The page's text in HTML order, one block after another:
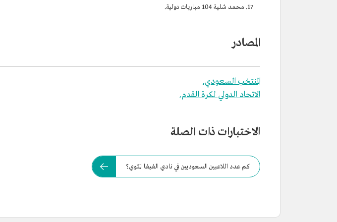
محمد شلية 104 مباريات دولية.
المصادر
المنتخب السعودي.
الاتحاد الدولي لكرة القدم.
الاختبارات ذات الصلة
كم عدد اللاعبين السعوديين في نادي الفيفا المئوي؟